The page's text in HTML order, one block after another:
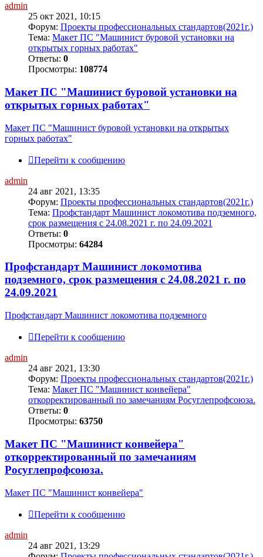
admin
25 окт 2021, 10:15
Форум: Проекты профессиональных стандартов(2021г.)
Тема: Макет ПС "Машинист буровой установки на
открытых горных работах"
Ответы: 0
Просмотры: 108774
Макет ПС "Машинист буровой установки на
открытых горных работах"
Макет ПС "Машинист буровой установки на открытых
горных работах"
Перейти к сообщению
admin
24 авг 2021, 13:35
Форум: Проекты профессиональных стандартов(2021г.)
Тема: Профстандарт Машинист локомотива подземного,
срок размещения с 24.08.2021 г. по 24.09.2021
Ответы: 0
Просмотры: 64284
Профстандарт Машинист локомотива
подземного, срок размещения с 24.08.2021 г. по
24.09.2021
Профстандарт Машинист локомотива подземного
Перейти к сообщению
admin
24 авг 2021, 13:30
Форум: Проекты профессиональных стандартов(2021г.)
Тема: Макет ПС "Машинист конвейера"
откорректированный по замечаниям Росуглепрофсоюза.
Ответы: 0
Просмотры: 63750
Макет ПС "Машинист конвейера"
откорректированный по замечаниям
Росуглепрофсоюза.
Макет ПС "Машинист конвейера"
Перейти к сообщению
admin
24 авг 2021, 13:29